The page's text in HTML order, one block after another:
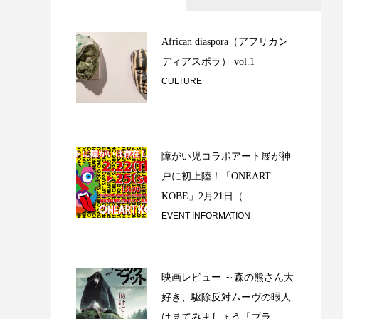
産まれた
Back to square one / バンコク
在...
African diaspora（アフリカン
ディアスポラ） vol.1
CULTURE
障がい児コラボアート展が神
戸に初上陸！「ONEART
KOBE」2月21日（...
EVENT INFORMATION
映画レビュー ～森の熊さん大
好き、駆除反対ムーヴの暇人